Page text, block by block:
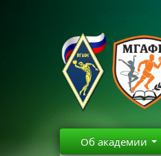
Об академии